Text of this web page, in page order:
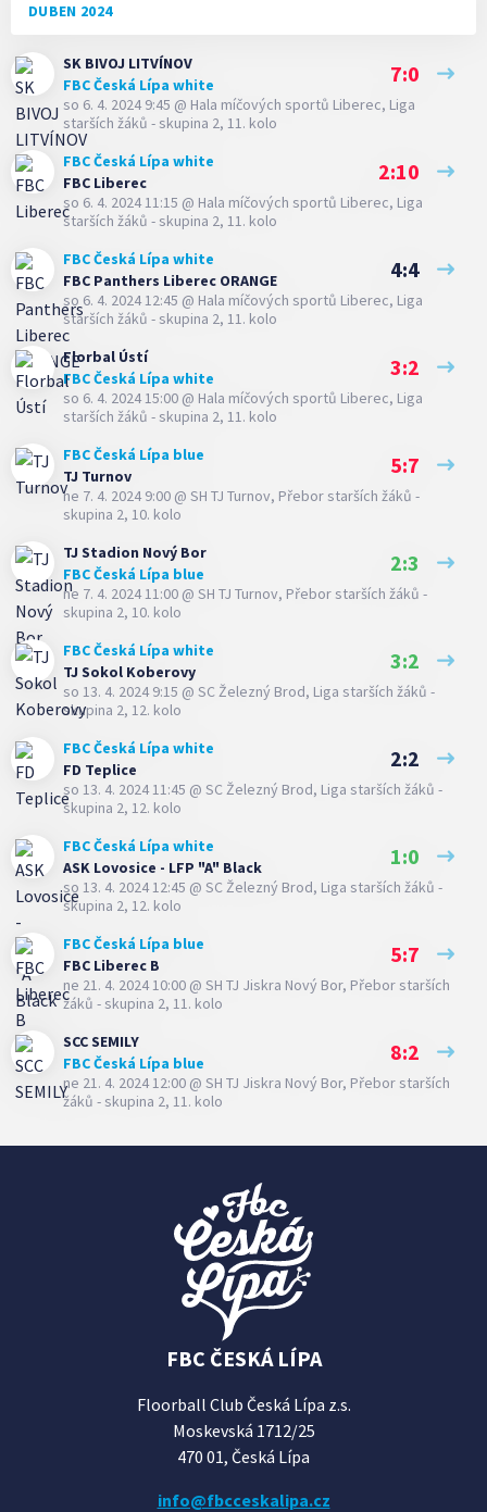
DUBEN 2024
SK BIVOJ LITVÍNOV
FBC Česká Lípa white
7:0
so 6. 4. 2024 9:45 @ Hala míčových sportů Liberec, Liga
starších žáků - skupina 2, 11. kolo
FBC Česká Lípa white
FBC Liberec
2:10
so 6. 4. 2024 11:15 @ Hala míčových sportů Liberec, Liga
starších žáků - skupina 2, 11. kolo
FBC Česká Lípa white
FBC Panthers Liberec ORANGE
4:4
so 6. 4. 2024 12:45 @ Hala míčových sportů Liberec, Liga
starších žáků - skupina 2, 11. kolo
Florbal Ústí
FBC Česká Lípa white
3:2
so 6. 4. 2024 15:00 @ Hala míčových sportů Liberec, Liga
starších žáků - skupina 2, 11. kolo
FBC Česká Lípa blue
TJ Turnov
5:7
ne 7. 4. 2024 9:00 @ SH TJ Turnov, Přebor starších žáků -
skupina 2, 10. kolo
TJ Stadion Nový Bor
FBC Česká Lípa blue
2:3
ne 7. 4. 2024 11:00 @ SH TJ Turnov, Přebor starších žáků -
skupina 2, 10. kolo
FBC Česká Lípa white
TJ Sokol Koberovy
3:2
so 13. 4. 2024 9:15 @ SC Železný Brod, Liga starších žáků -
skupina 2, 12. kolo
FBC Česká Lípa white
FD Teplice
2:2
so 13. 4. 2024 11:45 @ SC Železný Brod, Liga starších žáků -
skupina 2, 12. kolo
FBC Česká Lípa white
ASK Lovosice - LFP "A" Black
1:0
so 13. 4. 2024 12:45 @ SC Železný Brod, Liga starších žáků -
skupina 2, 12. kolo
FBC Česká Lípa blue
FBC Liberec B
5:7
ne 21. 4. 2024 10:00 @ SH TJ Jiskra Nový Bor, Přebor starších
žáků - skupina 2, 11. kolo
SCC SEMILY
FBC Česká Lípa blue
8:2
ne 21. 4. 2024 12:00 @ SH TJ Jiskra Nový Bor, Přebor starších
žáků - skupina 2, 11. kolo
FBC ČESKÁ LÍPA
Floorball Club Česká Lípa z.s.
Moskevská 1712/25
470 01, Česká Lípa
info@fbcceskalipa.cz